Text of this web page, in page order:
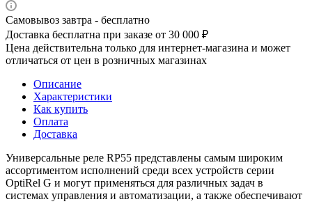
Самовывоз завтра - бесплатно
Доставка бесплатна при заказе от 30 000 ₽
Цена действительна только для интернет-магазина и может
отличаться от цен в розничных магазинах
Описание
Характеристики
Как купить
Оплата
Доставка
Универсальные реле RP55 представлены самым широким
ассортиментом исполнений среди всех устройств серии
OptiRel G и могут применяться для различных задач в
системах управления и автоматизации, а также обеспечивают